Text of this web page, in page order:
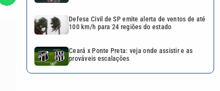
Defesa Civil de SP emite alerta de ventos de até
100 km/h para 24 regiões do estado
Ceará x Ponte Preta: veja onde assistir e as
prováveis escalações